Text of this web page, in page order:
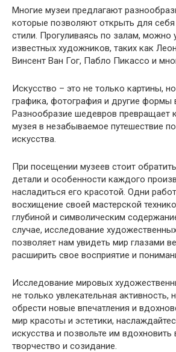
Многие музеи предлагают
которые позволяют открыть для
стили. Прогуливаясь по залам, можно
известных художников, таких как
Винсент Ван Гог, Пабло Пикассо и
Искусство – это не только картины,
графика, фотография и другие формы
Разнообразие шедевров превращает
музея в незабываемое путешествие
искусства.
При посещении музеев стоит
детали и особенности каждого
насладиться его красотой. Одни
восхищение своей мастерской
глубиной и символическим
случае, исследование
позволяет нам увидеть мир глазами
расширить свое восприятие и
Исследование мировых
не только увлекательная активность,
обрести новые впечатления и
мир красоты и эстетики,
искусства и позвольте им вдохновить
творчество и созидание.